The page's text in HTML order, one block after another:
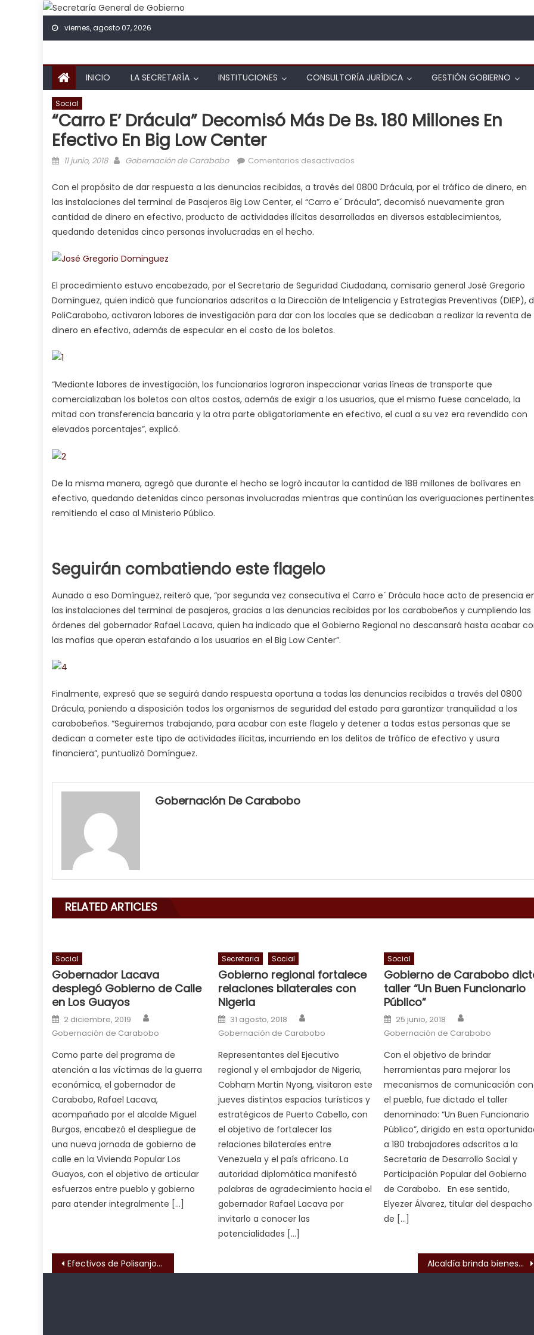
Skip to content
viernes, agosto 07, 2026
INICIO LA SECRETARÍA INSTITUCIONES CONSULTORÍA JURÍDICA GESTIÓN GOBIERNO
Social
“Carro E’ Drácula” Decomisó Más De Bs. 180 Millones En
Efectivo En Big Low Center
Posted on
11 junio, 2018 Author
Gobernación de Carabobo Comentarios desactivados
Con el propósito de dar respuesta a las denuncias recibidas, a través del 0800 Drácula, por el tráfico de dinero, en
las instalaciones del terminal de Pasajeros Big Low Center, el “Carro e´ Drácula”, decomisó nuevamente gran
cantidad de dinero en efectivo, producto de actividades ilícitas desarrolladas en diversos establecimientos,
quedando detenidas cinco personas involucradas en el hecho.
El procedimiento estuvo encabezado, por el Secretario de Seguridad Ciudadana, comisario general José Gregorio
Domínguez, quien indicó que funcionarios adscritos a la Dirección de Inteligencia y Estrategias Preventivas (DIEP),
PoliCarabobo, activaron labores de investigación para dar con los locales que se dedicaban a realizar la reventa de
dinero en efectivo, además de especular en el costo de los boletos.
“Mediante labores de investigación, los funcionarios lograron inspeccionar varias líneas de transporte que
comercializaban los boletos con altos costos, además de exigir a los usuarios, que el mismo fuese cancelado, la
mitad con transferencia bancaria y la otra parte obligatoriamente en efectivo, el cual a su vez era revendido con
elevados porcentajes”, explicó.
De la misma manera, agregó que durante el hecho se logró incautar la cantidad de 188 millones de bolívares en
efectivo, quedando detenidas cinco personas involucradas mientras que continúan las averiguaciones
remitiendo el caso al Ministerio Público.
Seguirán combatiendo este flagelo
Aunado a eso Domínguez, reiteró que, “por segunda vez consecutiva el Carro e´ Drácula hace acto de presencia
las instalaciones del terminal de pasajeros, gracias a las denuncias recibidas por los carabobeños y cumpliendo las
órdenes del gobernador Rafael Lacava, quien ha indicado que el Gobierno Regional no descansará hasta acabar
las mafias que operan estafando a los usuarios en el Big Low Center”.
Finalmente, expresó que se seguirá dando respuesta oportuna a todas las denuncias recibidas a través del 0800
Drácula, poniendo a disposición todos los organismos de seguridad del estado para garantizar tranquilidad a los
carabobeños. “Seguiremos trabajando, para acabar con este flagelo y detener a todas estas personas que se
dedican a cometer este tipo de actividades ilícitas, incurriendo en los delitos de tráfico de efectivo y usura
financiera”, puntualizó Domínguez.
my
neighbor
his
cum,
a
cuckold,
nice
milf
in
squirting,
आपक
sexy
bbw
Gobernación De Carabobo
RELATED ARTICLES
Social
Gobernador Lacava
desplegó Gobierno de Calle
en Los Guayos
Posted on
2 diciembre, 2019
Gobernación de Carabobo
Como parte del programa de
atención a las víctimas de la guerra
económica, el gobernador de
Carabobo, Rafael Lacava,
acompañado por el alcalde Miguel
Burgos, encabezó el despliegue de
una nueva jornada de gobierno de
calle en la Vivienda Popular Los
Guayos, con el objetivo de articular
esfuerzos entre pueblo y gobierno
para atender integralmente […]
Secretaria Social
Gobierno regional fortalece
relaciones bilaterales con
Nigeria
Posted on
31 agosto, 2018
Gobernación de Carabobo
Representantes del Ejecutivo
regional y el embajador de Nigeria,
Cobham Martin Nyong, visitaron este
jueves distintos espacios turísticos y
estratégicos de Puerto Cabello, con
el objetivo de fortalecer las
relaciones bilaterales entre
Venezuela y el país africano. La
autoridad diplomática manifestó
palabras de agradecimiento hacia el
gobernador Rafael Lacava por
invitarlo a conocer las
potencialidades […]
Social
Gobierno de Carabobo
taller “Un Buen Funcionario
Público”
Posted on
25 junio, 2018
Gobernación de Carabobo
Con el objetivo de brindar
herramientas para mejorar los
mecanismos de comunicación con
el pueblo, fue dictado el taller
denominado: “Un Buen Funcionario
Público”, dirigido en esta
a 180 trabajadores adscritos a la
Secretaria de Desarrollo Social y
Participación Popular del Gobierno
de Carabobo. En ese sentido,
Elyezer Álvarez, titular del despacho
de […]
Navegación de entradas
Efectivos de Polisanjoaquin recuperaron material estratégico Alcaldía brinda bienestar y suma de felicidad social a los habitantes